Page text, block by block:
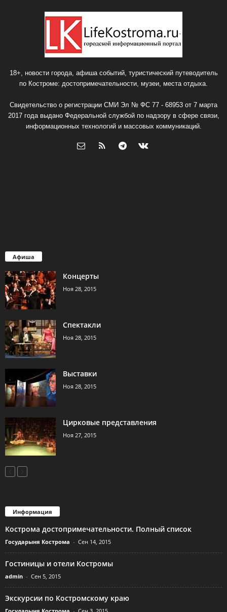
18+, новости города, афиша событий, туристический путеводитель
по Костроме: достопримечательности, музеи, места отдыха.
Свидетельство о регистрации СМИ Эл № ФС 77 - 68953 от 7 марта
2017 года выдано Федеральной службой по надзору в сфере связи,
информационных технологий и массовых коммуникаций.
Афиша
Концерты
Ноя 28, 2015
Спектакли
Ноя 28, 2015
Выставки
Ноя 28, 2015
Цирковые представления
Ноя 27, 2015
Информация
Кострома достопримечательности. Полный список
Государыня Кострома - Сен 14, 2015
Гостиницы и отели Костромы
admin - Сен 5, 2015
Экскурсии по Костромскому краю